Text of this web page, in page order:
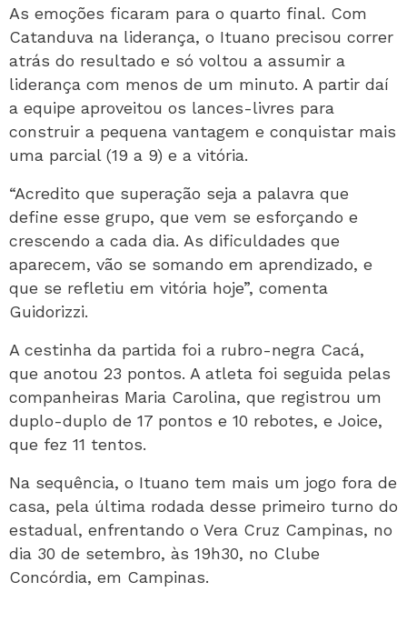
As emoções ficaram para o quarto final. Com
Catanduva na liderança, o Ituano precisou correr
atrás do resultado e só voltou a assumir a
liderança com menos de um minuto. A partir daí
a equipe aproveitou os lances-livres para
construir a pequena vantagem e conquistar mais
uma parcial (19 a 9) e a vitória.
“Acredito que superação seja a palavra que
define esse grupo, que vem se esforçando e
crescendo a cada dia. As dificuldades que
aparecem, vão se somando em aprendizado, e
que se refletiu em vitória hoje”, comenta
Guidorizzi.
A cestinha da partida foi a rubro-negra Cacá,
que anotou 23 pontos. A atleta foi seguida pelas
companheiras Maria Carolina, que registrou um
duplo-duplo de 17 pontos e 10 rebotes, e Joice,
que fez 11 tentos.
Na sequência, o Ituano tem mais um jogo fora de
casa, pela última rodada desse primeiro turno do
estadual, enfrentando o Vera Cruz Campinas, no
dia 30 de setembro, às 19h30, no Clube
Concórdia, em Campinas.